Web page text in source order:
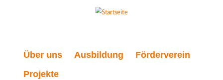
Über uns Ausbildung
Förderverein
Projekte